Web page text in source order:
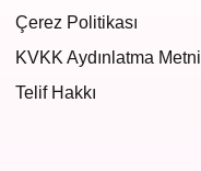
Çerez Politikası
KVKK Aydınlatma Metni
Telif Hakkı